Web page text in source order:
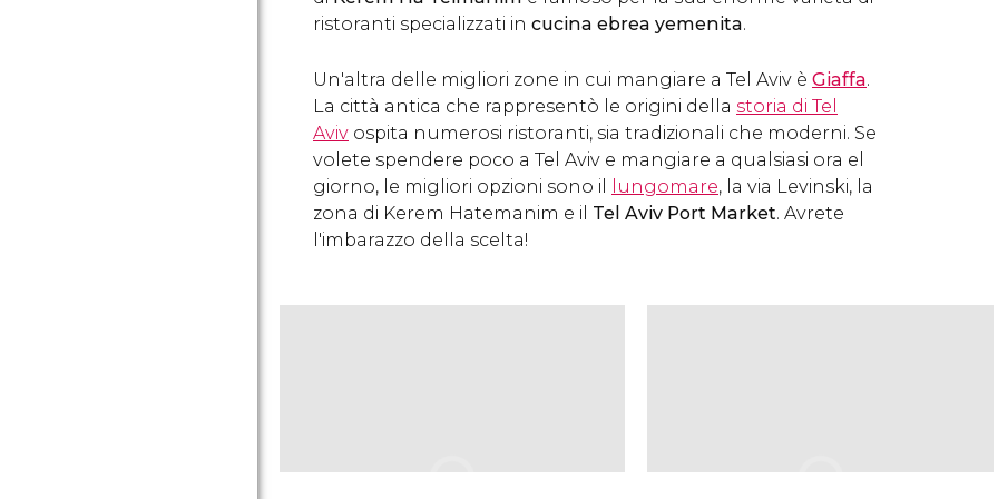
ristoranti specializzati in cucina ebrea yemenita.
Un'altra delle migliori zone in cui mangiare a Tel Aviv è Giaffa.
La città antica che rappresentò le origini della storia di Tel
Aviv ospita numerosi ristoranti, sia tradizionali che moderni. Se
volete spendere poco a Tel Aviv e mangiare a qualsiasi ora el
giorno, le migliori opzioni sono il
lungomare, la via Levinski, la
zona di Kerem Hatemanim e il Tel Aviv Port Market. Avrete
l'imbarazzo della scelta!